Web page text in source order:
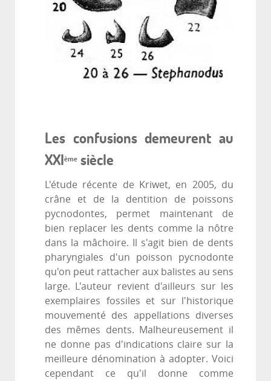
Les confusions demeurent au
XXIème siècle
L'étude récente de Kriwet, en 2005, du
crâne et de la dentition de poissons
pycnodontes, permet maintenant de
bien replacer les dents comme la nôtre
dans la mâchoire. Il s'agit bien de dents
pharyngiales d'un poisson pycnodonte
qu'on peut rattacher aux balistes au sens
large. L'auteur revient d'ailleurs sur les
exemplaires fossiles et sur l'historique
mouvementé des appellations diverses
des mêmes dents. Malheureusement il
ne donne pas d'indications claire sur la
meilleure dénomination à adopter. Voici
cependant ce qu'il donne comme